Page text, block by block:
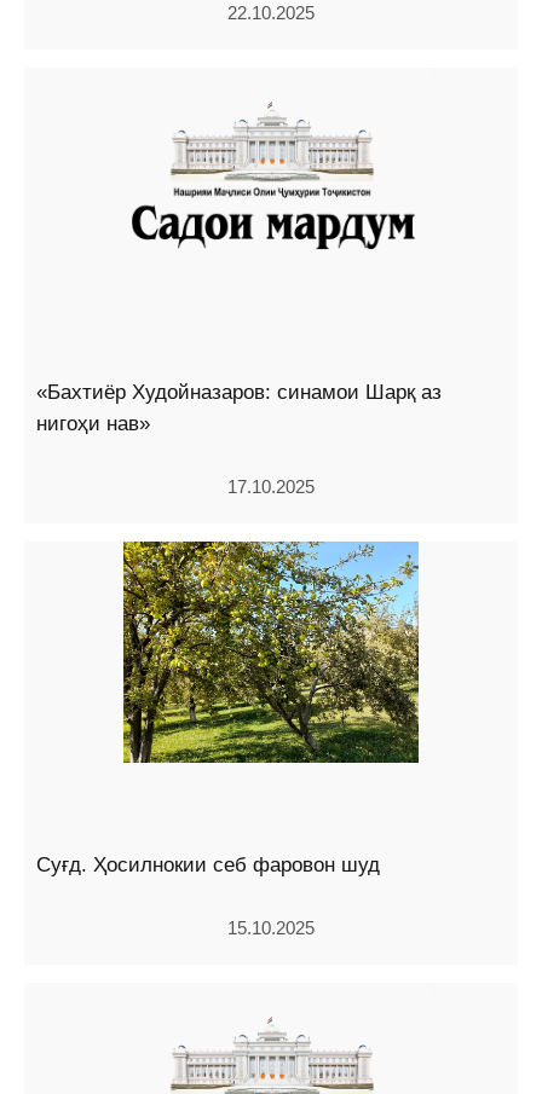
22.10.2025
«Бахтиёр Худойназаров: синамои Шарқ аз
нигоҳи нав»
17.10.2025
Суғд. Ҳосилнокии себ фаровон шуд
15.10.2025